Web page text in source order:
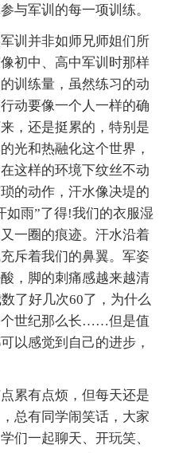
与军训的每一项训练。
训并非如师兄师姐们所
初中、高中军训时那样
训练量，虽然练习的动
动要像一个人一样的确
，还是挺累的，特别是
光和热融化这个世界，
这样的环境下纹丝不动
的动作，汗水像决堤的
如雨”了得!我们的衣服湿
一圈的痕迹。汗水沿着
斥着我们的鼻翼。军姿
，脚的刺痛感越来越清
了好几次60了，为什么
个世纪那么长……但是值
以感觉到自己的进步，
累有点烦，但每天还是
总有同学闹笑话，大家
们一起聊天、开玩笑、